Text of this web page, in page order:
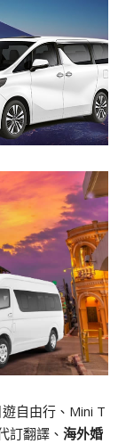
自由行、Mini T
訂翻譯、 海外婚